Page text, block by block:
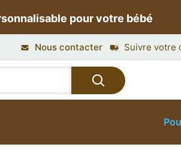
pour votre bébé
Nous contacter Suivre votre